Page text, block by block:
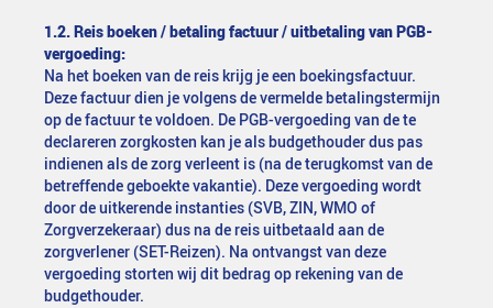
1.2. Reis boeken / betaling factuur / uitbetaling van PGB-
vergoeding:
Na het boeken van de reis krijg je een boekingsfactuur.
Deze factuur dien je volgens de vermelde betalingstermijn
op de factuur te voldoen. De PGB-vergoeding van de te
declareren zorgkosten kan je als budgethouder dus pas
indienen als de zorg verleent is (na de terugkomst van de
betreffende geboekte vakantie). Deze vergoeding wordt
door de uitkerende instanties (SVB, ZIN, WMO of
Zorgverzekeraar) dus na de reis uitbetaald aan de
zorgverlener (SET-Reizen). Na ontvangst van deze
vergoeding storten wij dit bedrag op rekening van de
budgethouder.